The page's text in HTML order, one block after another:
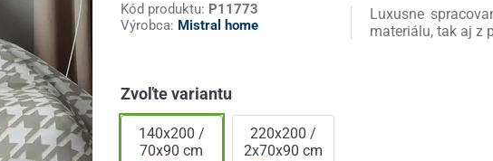
Kód produktu: P11773
Výrobca: Mistral home
Luxusne
materiálu, tak aj z
Zvoľte variantu
140x200 /
70x90 cm
220x200 /
2x70x90 cm